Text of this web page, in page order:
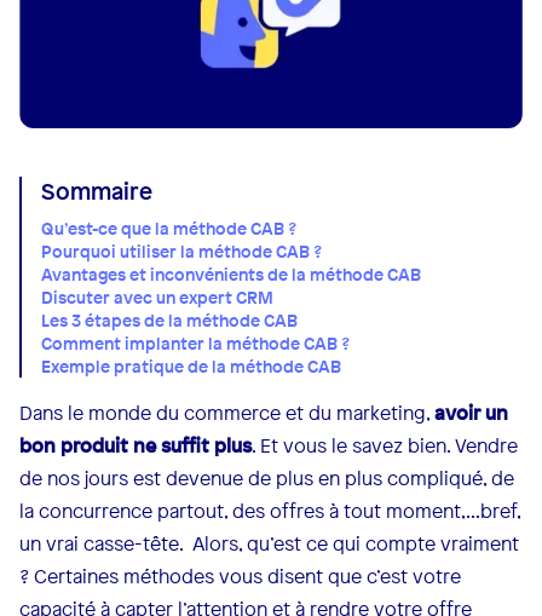
Sommaire
Qu’est-ce que la méthode CAB ?
Pourquoi utiliser la méthode CAB ?
Avantages et inconvénients de la méthode CAB
Discuter avec un expert CRM
Les 3 étapes de la méthode CAB
Comment implanter la méthode CAB ?
Exemple pratique de la méthode CAB
Dans le monde du commerce et du marketing,avoir un
bon produit ne suffit plus. Et vous le savez bien. Vendre
de nos jours est devenue de plus en plus compliqué, de
la concurrence partout, des offres à tout moment,...bref,
un vrai casse-tête. Alors, qu’est ce qui compte vraiment
? Certaines méthodes vous disent que c’est votre
capacité à capter l’attention et à rendre votre offre